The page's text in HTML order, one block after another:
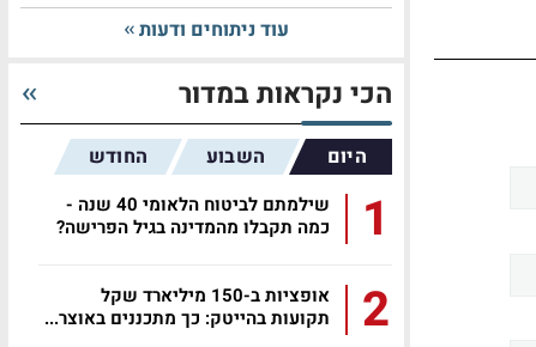
עוד ניתוחים ודעות
הכי נקראות במדור
היום השבוע החודש
1
שילמתם לביטוח הלאומי 40 שנה -
כמה תקבלו מהמדינה בגיל הפרישה?
2
אופציות ב-150 מיליארד שקל
תקועות בהייטק: כך מתכננים באוצר...